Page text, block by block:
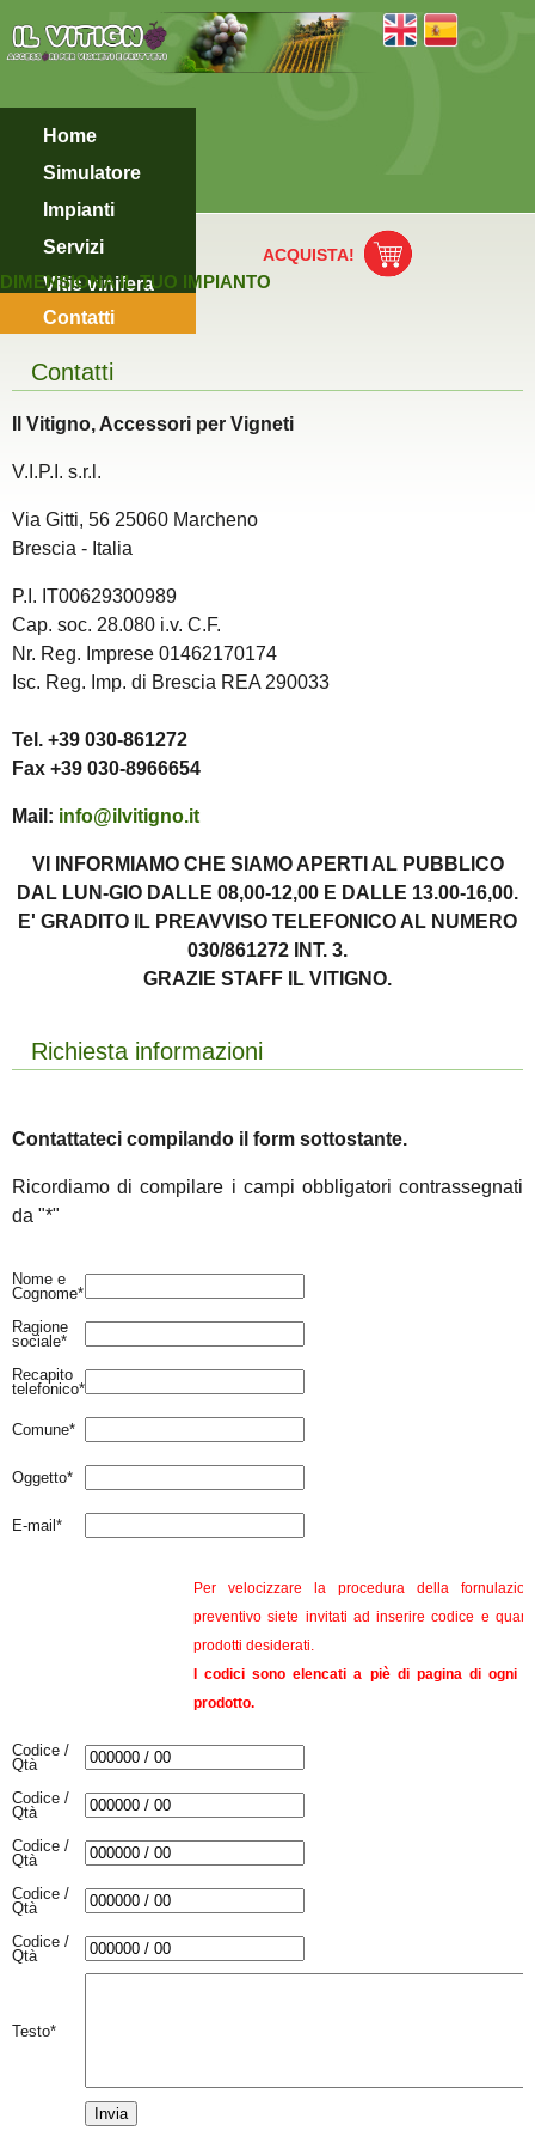
Home
Simulatore
Impianti
Servizi
Vitis vinifera
Contatti
DIMENSIONA IL TUO IMPIANTO
ACQUISTA!
Contatti
Il Vitigno, Accessori per Vigneti
V.I.P.I. s.r.l.
Via Gitti, 56 25060 Marcheno
Brescia - Italia
P.I. IT00629300989
Cap. soc. 28.080 i.v. C.F.
Nr. Reg. Imprese 01462170174
Isc. Reg. Imp. di Brescia REA 290033
Tel. +39 030-861272
Fax +39 030-8966654
Mail: info@ilvitigno.it
VI INFORMIAMO CHE SIAMO APERTI AL PUBBLICO
DAL LUN-GIO DALLE 08,00-12,00 E DALLE 13.00-16,00.
E' GRADITO IL PREAVVISO TELEFONICO AL NUMERO
030/861272 INT. 3.
GRAZIE STAFF IL VITIGNO.
Richiesta informazioni
Contattateci compilando il form sottostante.
Ricordiamo di compilare i campi obbligatori contrassegnati
da "*"
Nome e
Cognome*
Ragione
sociale*
Recapito
telefonico*
Comune*
Oggetto*
E-mail *
Per velocizzare la procedura della
preventivo siete invitati ad inserire codice e
prodotti desiderati.
I codici sono elencati a piè di pagina di ogni
prodotto.
Codice /
Qtà
Codice /
Qtà
Codice /
Qtà
Codice /
Qtà
Codice /
Qtà
Testo*